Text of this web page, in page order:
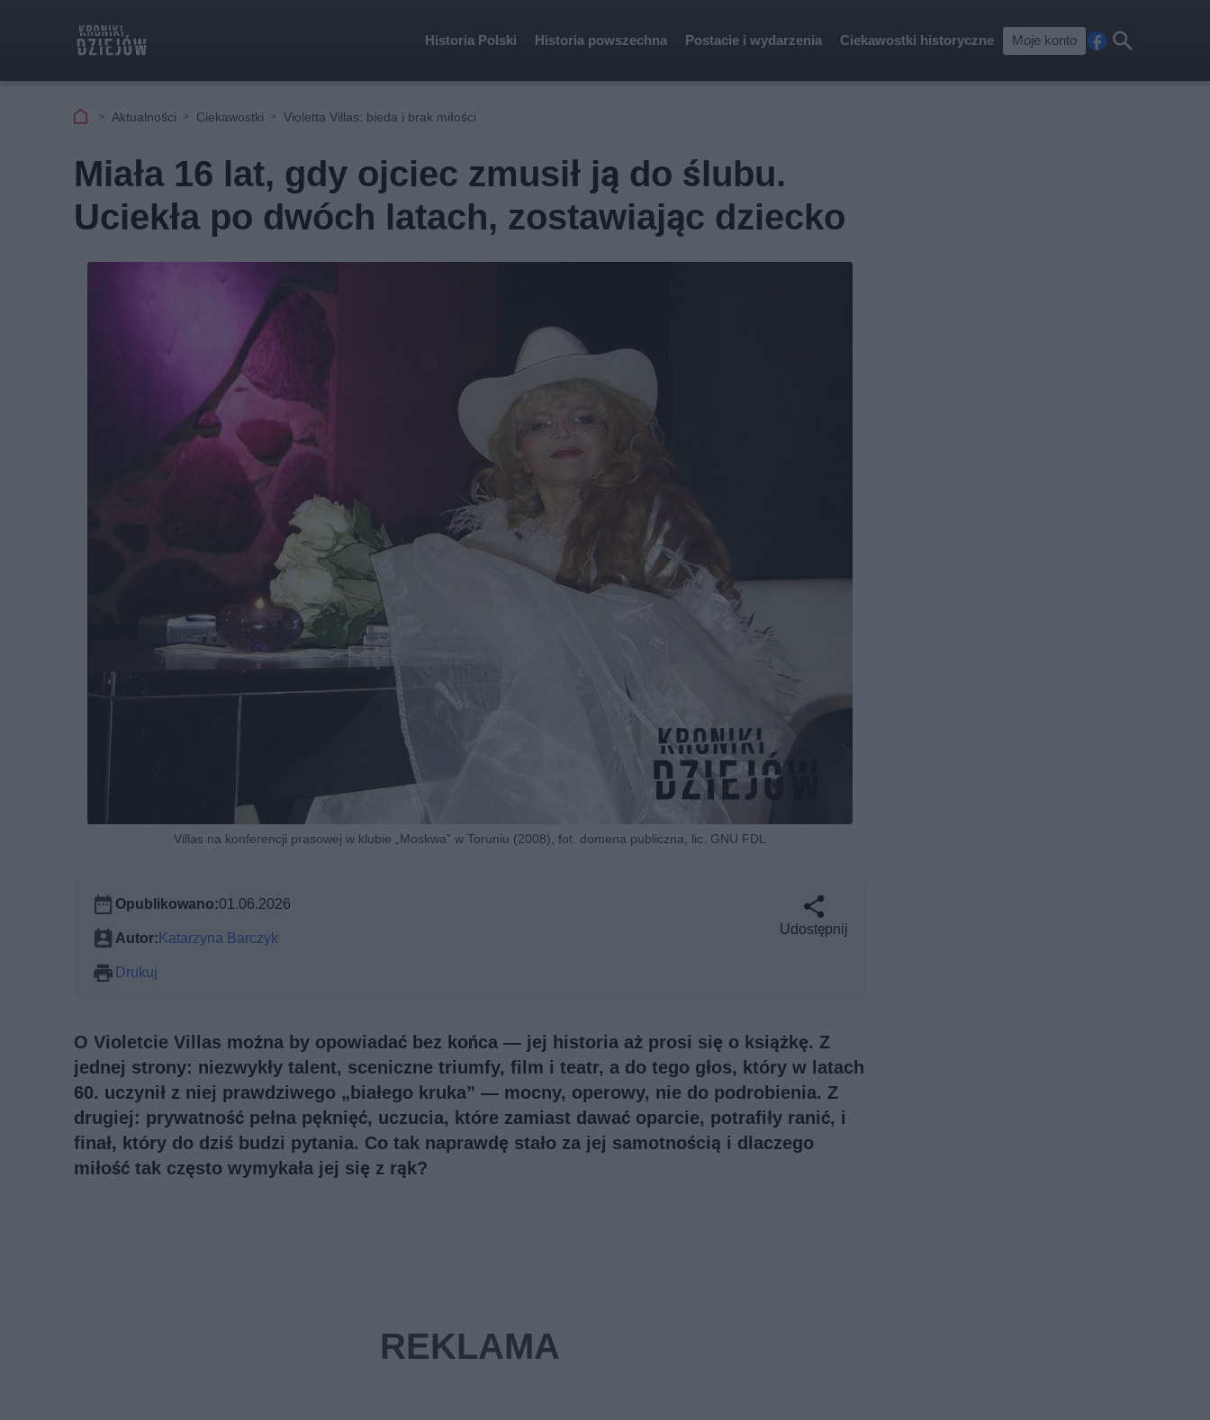
Historia Polski Historia powszechna Postacie i wydarzenia Ciekawostki historyczne Moje konto
cebkaj
Aktualności Ciekawostki Violetta Villas: bieda i brak miłości
Miała 16 lat, gdy ojciec zmusił ją do ślubu.
Uciekła po dwóch latach, zostawiając dziecko
Villas na konferencji prasowej w klubie „Moskwa” w Toruniu (2008), fot. domena publiczna, lic. GNU FDL
Opublikowano:01.06.2026
Autor:Katarzyna Barczyk
Drukuj
Udostępnij
O Violetcie Villas można by opowiadać bez końca — jej historia aż prosi się o książkę. Z
jednej strony: niezwykły talent, sceniczne triumfy, film i teatr, a do tego głos, który w latach
60. uczynił z niej prawdziwego „białego kruka” — mocny, operowy, nie do podrobienia. Z
drugiej: prywatność pełna pęknięć, uczucia, które zamiast dawać oparcie, potrafiły ranić, i
finał, który do dziś budzi pytania. Co tak naprawdę stało za jej samotnością i dlaczego
miłość tak często wymykała jej się z rąk?